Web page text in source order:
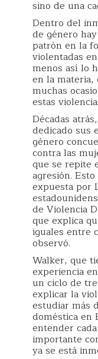
sino de una
Dentro del
de género
patrón en la
violentadas
menos así lo
en la materia,
muchas
estas
Décadas
dedicado sus
género
contra las
que se repite
agresión.
expuesta por
de Violencia
que explica
iguales entre
observó.
Walker, que
experiencia
un ciclo de
explicar la
estudiar más
doméstica en
entender
importante
ya se está